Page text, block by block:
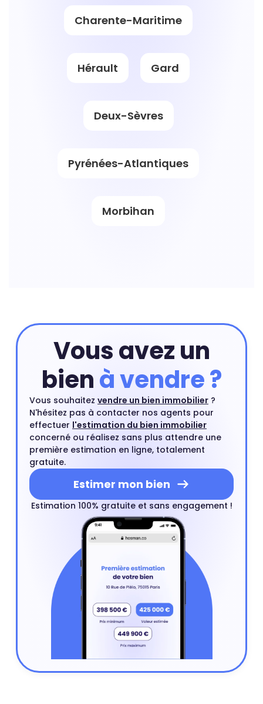
Charente-Maritime
Hérault Gard
Deux-Sèvres
Pyrénées-Atlantiques
Morbihan
Vous avez un
bienà vendre ?
Vous souhaitez vendre un bien immobilier ?
N'hésitez pas à contacter nos agents pour
effectuer l'estimation du bien immobilier
concerné ou réalisez sans plus attendre une
première estimation en ligne, totalement
gratuite.
Estimer mon bien
Estimation 100% gratuite et sans engagement !